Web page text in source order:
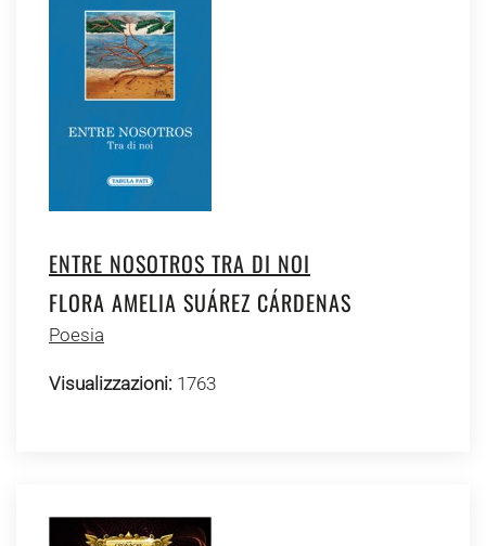
ENTRE NOSOTROS TRA DI NOI
FLORA AMELIA SUÁREZ CÁRDENAS
Poesia
Visualizzazioni: 1763